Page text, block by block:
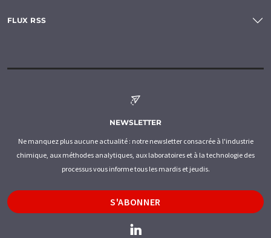
FLUX RSS
NEWSLETTER
Ne manquez plus aucune actualité : notre newsletter consacrée à l'industrie
chimique, aux méthodes analytiques, aux laboratoires et à la technologie des
processus vous informe tous les mardis et jeudis.
S'ABONNER